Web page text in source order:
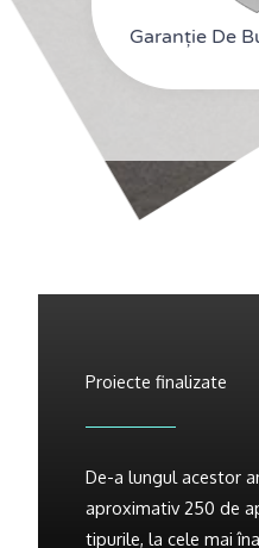
Garanție De
Proiecte finalizate
De-a lungul acestor
aproximativ 250 de
tipurile, la cele mai